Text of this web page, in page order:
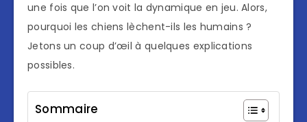
une fois que l’on voit la dynamique en jeu. Alors,
pourquoi les chiens lèchent-ils les humains ?
Jetons un coup d’œil à quelques explications
possibles.
Sommaire